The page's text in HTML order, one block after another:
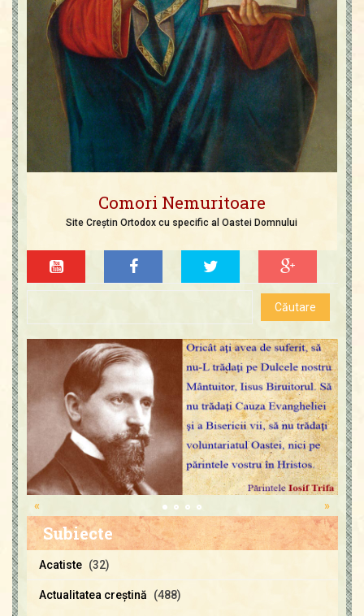
Comori Nemuritoare
Site Creștin Ortodox cu specific al Oastei Domnului
»
«
Subiecte
Acatiste (32)
Actualitatea creştină (488)